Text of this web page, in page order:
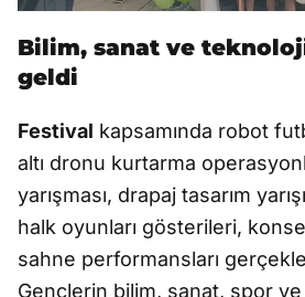
Bilim, sanat ve
geldi
Festival kapsamında robot
altı dronu kurtarma
yarışması, drapaj tasarım
halk oyunları gösterileri,
sahne performansları
Gençlerin bilim, sanat, spor